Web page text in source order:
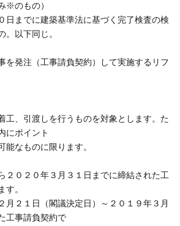
※のもの）
日までに建築基準法に基づく完了検査の検
。以下同じ。
を発注（工事請負契約）して実施するリフ
工、引渡しを行うものを対象とします。た
にポイント
能なものに限ります。
２０２０年３月３１日までに締結された工
す。
月２１日（閣議決定日）～２０１９年３月
工事請負契約で